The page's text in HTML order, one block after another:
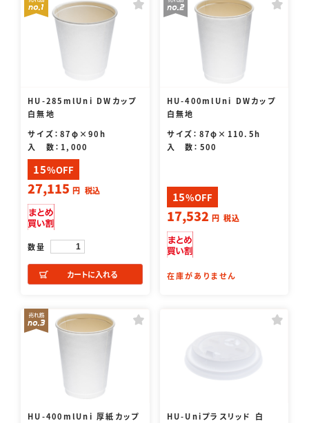
HU-285mlUni DWカップ
白無地
サイズ：87φ×90h
入 数：1,000
15%OFF
27,115 円 税込
数量
カートに入れる
HU-400mlUni DWカップ
白無地
サイズ：87φ×110.5h
入 数：500
15%OFF
17,532 円 税込
在庫がありません
HU-400mlUni 厚紙カップ
HU-Uniプラスリッド 白